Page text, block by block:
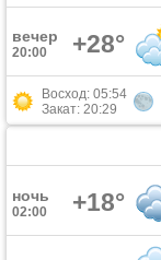
вечер
20:00 +28°
Восход: 05:54
Закат: 20:29
ночь
02:00 +18°